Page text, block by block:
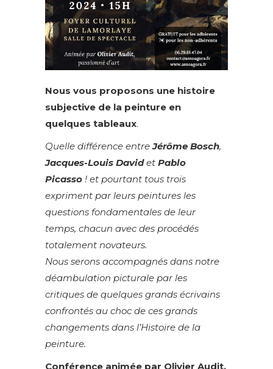
Nous vous proposons une histoire
subjective de la peinture en
quelques tableaux.
Quelle différence entreJérôme Bosch,
Jacques-Louis Davidet Pablo
Picasso ! et pourtant tous trois
expriment par leurs peintures les
questions fondamentales de leur
temps, chacun avec des procédés
totalement novateurs.
Nous serons accompagnés dans notre
déambulation picturale par les
critiques de quelques grands écrivains
confrontés au choc de ces grands
changements dans l’Histoire de la
peinture.
Conférence animée par Olivier Audit,